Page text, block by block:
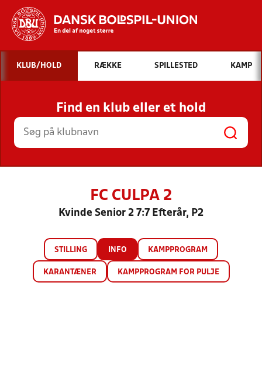
Hvad vil du søge efter?
INDHOLD OG NYHEDER
STILLINGER, RESULTATER, KLUBBER OG
HOLD
KLUB/HOLD RÆKKE SPILLESTED KAMP
Find en klub eller et hold
FC CULPA 2
Kvinde Senior 2 7:7 Efterår, P2
STILLING INFO KAMPPROGRAM
KARANTÆNER KAMPPROGRAM FOR PULJE